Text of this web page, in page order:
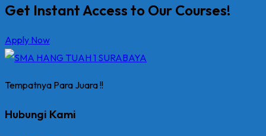
Get Instant Access to Our Courses!
Apply Now
Tempatnya Para Juara !!
Hubungi Kami